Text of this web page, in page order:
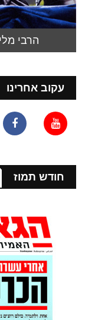
הרבי
עקוב אחרינו
חודש תמוז